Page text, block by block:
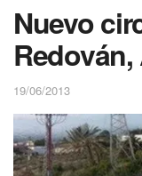
Nuevo
19/06/2013